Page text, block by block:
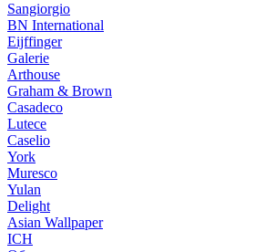
Sangiorgio
BN International
Eijffinger
Galerie
Arthouse
Graham & Brown
Casadeco
Lutece
Caselio
York
Muresco
Yulan
Delight
Asian Wallpaper
ICH